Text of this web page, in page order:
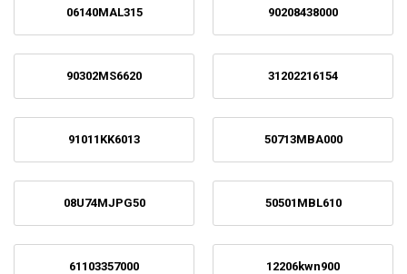
06140MAL315 90208438000
90302MS6620 31202216154
91011KK6013 50713MBA000
08U74MJPG50 50501MBL610
61103357000 12206kwn900